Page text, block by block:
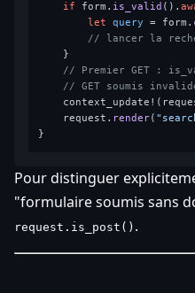
if form. is_valid ().
let
query = form.
// lancer la
    }
// Premier GET :
// GET soumis
    request.
render(
Pour distinguer
"formulaire soumis sans
request.is_post() .